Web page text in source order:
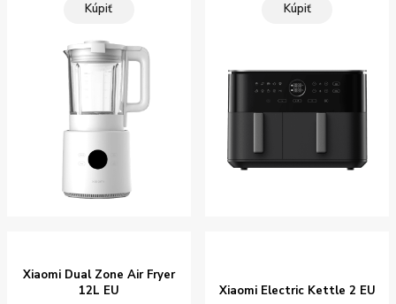
Kúpiť Kúpiť
Xiaomi Dual Zone Air Fryer
12L EU
Xiaomi Electric Kettle 2 EU